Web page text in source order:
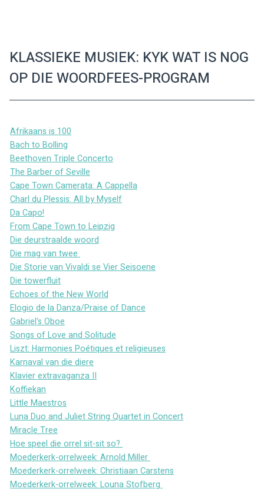
KLASSIEKE MUSIEK: KYK WAT IS NOG
OP DIE WOORDFEES-PROGRAM
Afrikaans is 100
Bach to Bolling
Beethoven Triple Concerto
The Barber of Seville
Cape Town Camerata: A Cappella
Charl du Plessis: All by Myself
Da Capo!
From Cape Town to Leipzig
Die deurstraalde woord
Die mag van twee
Die Storie van Vivaldi se Vier Seisoene
Die towerfluit
Echoes of the New World
Elogio de la Danza/Praise of Dance
Gabriel's Oboe
Songs of Love and Solitude
Liszt: Harmonies Poétiques et religieuses
Karnaval van die diere
Klavier extravaganza II
Koffiekan
Little Maestros
Luna Duo and Juliet String Quartet in Concert
Miracle Tree
Hoe speel die orrel sit-sit so?
Moederkerk-orrelweek: Arnold Miller
Moederkerk-orrelweek: Christiaan Carstens
Moederkerk-orrelweek: Louna Stofberg